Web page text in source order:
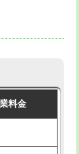
材料費
料金